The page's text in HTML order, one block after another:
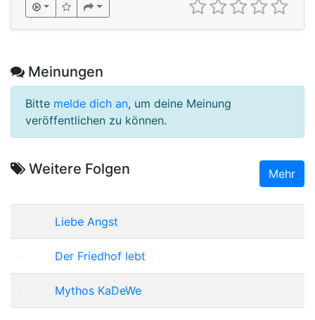
Meinungen
Bitte melde dich an, um deine Meinung
veröffentlichen zu können.
Weitere Folgen Mehr
Liebe Angst
Der Friedhof lebt
Mythos KaDeWe